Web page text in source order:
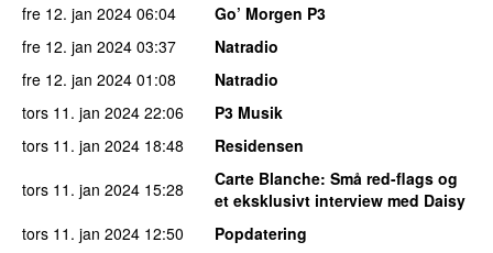
fre 12. jan 2024 06:04
Go’ Morgen P3
fre 12. jan 2024 03:37
Natradio
fre 12. jan 2024 01:08
Natradio
tors 11. jan 2024 22:06
P3 Musik
tors 11. jan 2024 18:48
Residensen
tors 11. jan 2024 15:28 Carte Blanche: Små red-flags og
et eksklusivt interview med Daisy
tors 11. jan 2024 12:50
Popdatering